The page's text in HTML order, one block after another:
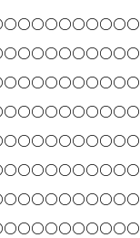
○○○○○○○○○○
○○○○○○○○○○
○○○○○○○○○○
○○○○○○○○○○
○○○○○○○○○○
○○○○○○○○○○